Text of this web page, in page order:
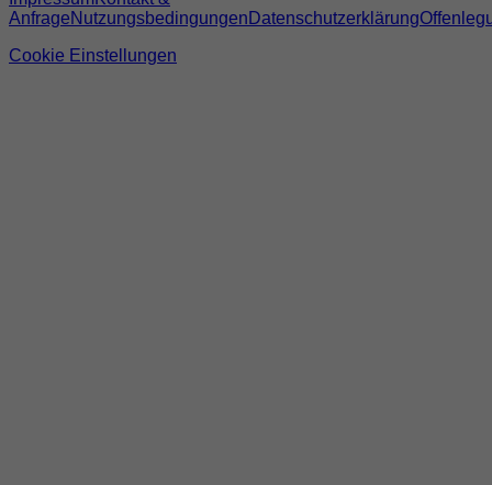
AnfrageNutzungsbedingungen Datenschutzerklärung
Cookie Einstellungen